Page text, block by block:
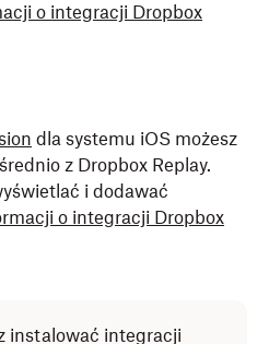
o integracji Dropbox
dla systemu iOS możesz
z Dropbox Replay.
i dodawać
o integracji Dropbox
instalować integracji